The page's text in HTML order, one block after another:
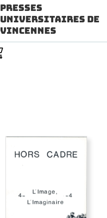
Presses
Universitaires de
Vincennes